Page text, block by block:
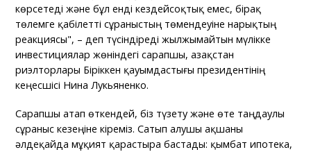
көрсетеді және бұл енді кездейсоқтық емес, бірақ
төлемге қабілетті сұраныстың төмендеуіне нарықтың
реакциясы", – деп түсіндіреді жылжымайтын мүлікке
инвестициялар жөніндегі сарапшы, Қазақстан
риэлторлары Біріккен қауымдастығы президентінің
кеңесшісі Нина Лукьяненко.
Сарапшы атап өткендей, біз түзету және өте таңдаулы
сұраныс кезеңіне кіреміз. Сатып алушы ақшаны
әлдеқайда мұқият қарастыра бастады: қымбат ипотека,